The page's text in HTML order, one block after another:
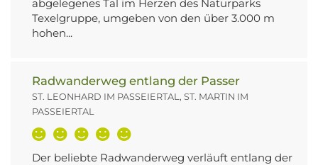
abgelegenes Tal im Herzen des Naturparks
Texelgruppe, umgeben von den über 3.000 m
hohen...
Radwanderweg entlang der Passer
ST. LEONHARD IM PASSEIERTAL, ST. MARTIN IM
PASSEIERTAL
Der beliebte Radwanderweg verläuft entlang der